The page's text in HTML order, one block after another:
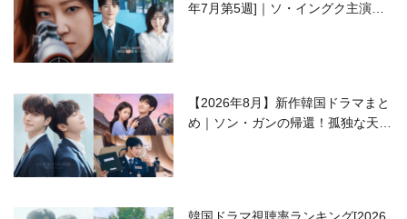
年7月第5週]｜ソ・イングク主演の
【2026年8月】新作韓国ドラマまと
め｜ソン・ガンの帰還！孤独な天才